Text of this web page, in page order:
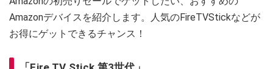
Amazonデバイスを紹介します。人気のFireTVStickなどが
お得にゲットできるチャンス！